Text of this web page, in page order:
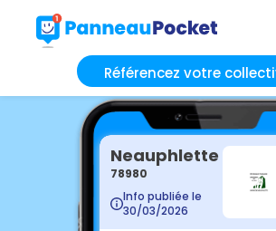
Référencez votre
Neauphlette
78980
Info publiée le
30/03/2026